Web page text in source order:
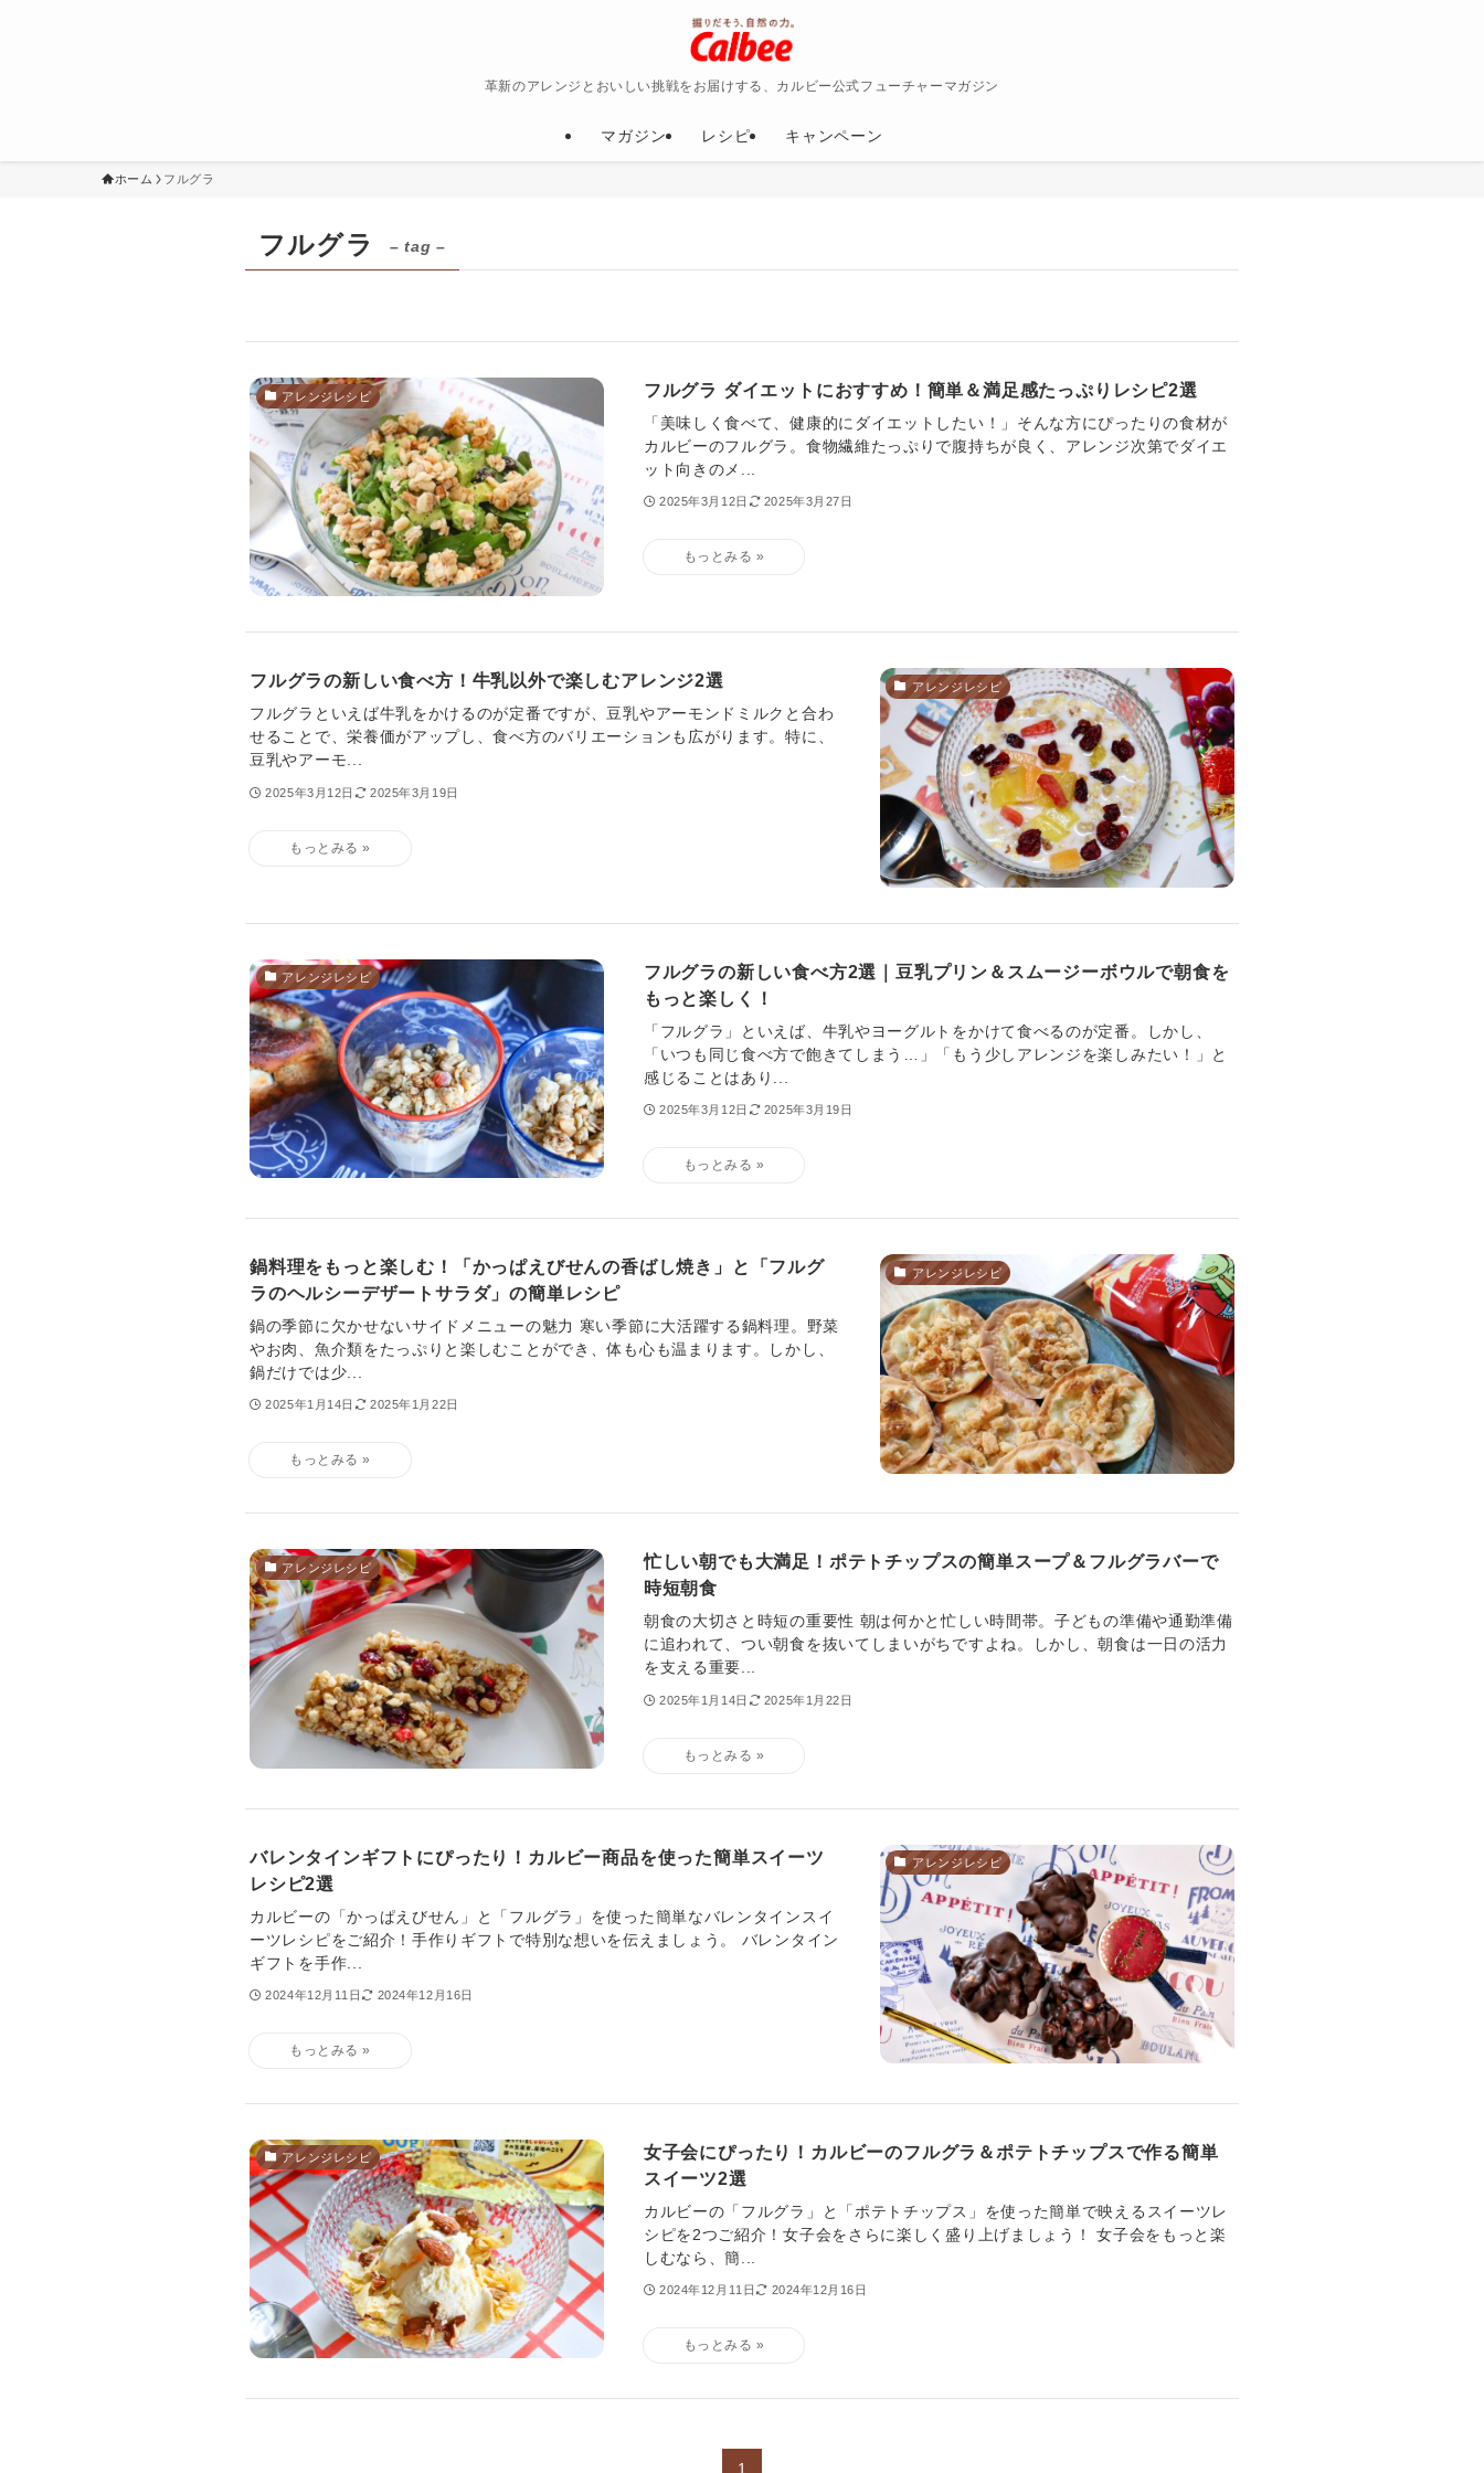
革新のアレンジとおいしい挑戦をお届けする、カルビー公式フューチャーマガジン
マガジン レシピ キャンペーン
ホーム フルグラ
フルグラ – tag –
アレンジレシピ フルグラ ダイエットにおすすめ！簡単＆満足感たっぷりレシピ2選
「美味しく食べて、健康的にダイエットしたい！」そんな方にぴったりの食材が
カルビーのフルグラ。食物繊維たっぷりで腹持ちが良く、アレンジ次第でダイエ
ット向きのメ...
2025年3月12日 2025年3月27日
アレンジレシピ
フルグラの新しい食べ方！牛乳以外で楽しむアレンジ2選
フルグラといえば牛乳をかけるのが定番ですが、豆乳やアーモンドミルクと合わ
せることで、栄養価がアップし、食べ方のバリエーションも広がります。特に、
豆乳やアーモ...
2025年3月12日 2025年3月19日
アレンジレシピ
フルグラの新しい食べ方2選｜豆乳プリン＆スムージーボウルで朝食を
もっと楽しく！
「フルグラ」といえば、牛乳やヨーグルトをかけて食べるのが定番。しかし、
「いつも同じ食べ方で飽きてしまう…」「もう少しアレンジを楽しみたい！」と
感じることはあり...
2025年3月12日 2025年3月19日
アレンジレシピ
鍋料理をもっと楽しむ！「かっぱえびせんの香ばし焼き」と「フルグ
ラのヘルシーデザートサラダ」の簡単レシピ
鍋の季節に欠かせないサイドメニューの魅力 寒い季節に大活躍する鍋料理。野菜
やお肉、魚介類をたっぷりと楽しむことができ、体も心も温まります。しかし、
鍋だけでは少...
2025年1月14日 2025年1月22日
アレンジレシピ
忙しい朝でも大満足！ポテトチップスの簡単スープ＆フルグラバーで
時短朝食
朝食の大切さと時短の重要性 朝は何かと忙しい時間帯。子どもの準備や通勤準備
に追われて、つい朝食を抜いてしまいがちですよね。しかし、朝食は一日の活力
を支える重要...
2025年1月14日 2025年1月22日
アレンジレシピ
バレンタインギフトにぴったり！カルビー商品を使った簡単スイーツ
レシピ2選
カルビーの「かっぱえびせん」と「フルグラ」を使った簡単なバレンタインスイ
ーツレシピをご紹介！手作りギフトで特別な想いを伝えましょう。 バレンタイン
ギフトを手作...
2024年12月11日 2024年12月16日
アレンジレシピ
女子会にぴったり！カルビーのフルグラ＆ポテトチップスで作る簡単
スイーツ2選
カルビーの「フルグラ」と「ポテトチップス」を使った簡単で映えるスイーツレ
シピを2つご紹介！女子会をさらに楽しく盛り上げましょう！ 女子会をもっと楽
しむなら、簡...
2024年12月11日 2024年12月16日
1